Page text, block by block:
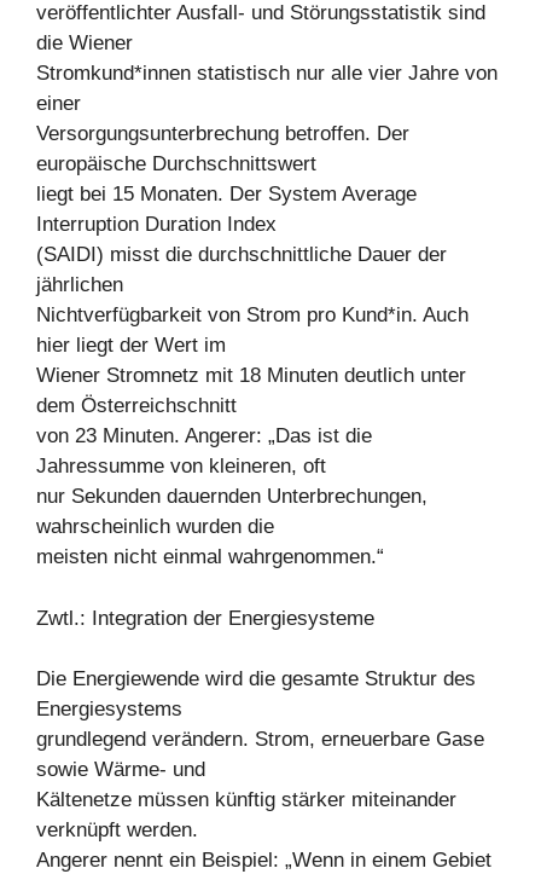
veröffentlichter Ausfall- und Störungsstatistik sind
die Wiener
Stromkund*innen statistisch nur alle vier Jahre von
einer
Versorgungsunterbrechung betroffen. Der
europäische Durchschnittswert
liegt bei 15 Monaten. Der System Average
Interruption Duration Index
(SAIDI) misst die durchschnittliche Dauer der
jährlichen
Nichtverfügbarkeit von Strom pro Kund*in. Auch
hier liegt der Wert im
Wiener Stromnetz mit 18 Minuten deutlich unter
dem Österreichschnitt
von 23 Minuten. Angerer: „Das ist die
Jahressumme von kleineren, oft
nur Sekunden dauernden Unterbrechungen,
wahrscheinlich wurden die
meisten nicht einmal wahrgenommen.“
Zwtl.: Integration der Energiesysteme
Die Energiewende wird die gesamte Struktur des
Energiesystems
grundlegend verändern. Strom, erneuerbare Gase
sowie Wärme- und
Kältenetze müssen künftig stärker miteinander
verknüpft werden.
Angerer nennt ein Beispiel: „Wenn in einem Gebiet